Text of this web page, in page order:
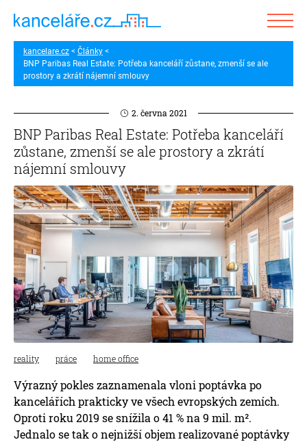
kancelare.cz
Články
BNP Paribas Real Estate: Potřeba kanceláří zůstane, zmenší se ale
prostory a zkrátí nájemní smlouvy
2. června 2021
BNP Paribas Real Estate: Potřeba kanceláří
zůstane, zmenší se ale prostory a zkrátí
nájemní smlouvy
reality práce home office
Výrazný pokles zaznamenala vloni poptávka po
kancelářích prakticky ve všech evropských zemích.
Oproti roku 2019 se snížila o 41 % na 9 mil. m².
Jednalo se tak o nejnižší objem realizované poptávky